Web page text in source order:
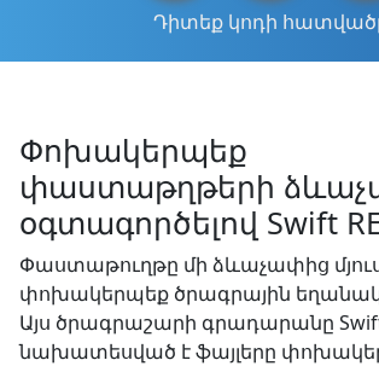
Դիտեք կոդի
Փոխակերպեք
փաստաթղթերի
օգտագործելով Swift
Փաստաթուղթը մի ձևաչափից
փոխակերպեք ծրագրային
Այս ծրագրաշարի գրադարանը
նախատեսված է ֆայլերը